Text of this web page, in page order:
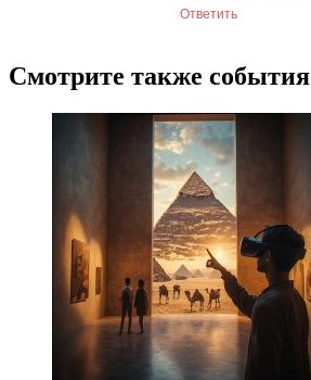
Ответить
Смотрите также события